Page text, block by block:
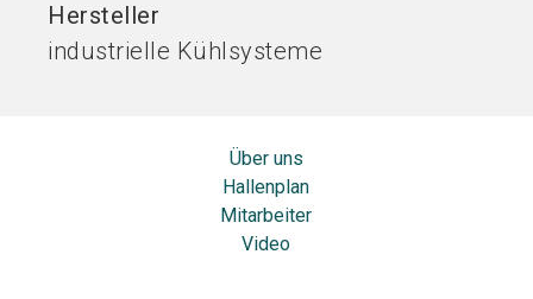
Hersteller
industrielle Kühlsysteme
Über uns
Hallenplan
Mitarbeiter
Video